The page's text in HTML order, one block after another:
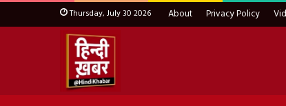
Thursday, July 30 2026 About Privacy Policy